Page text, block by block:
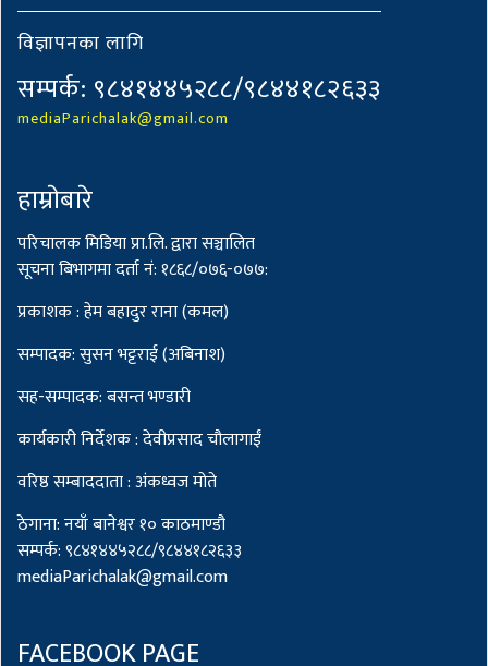
विज्ञापनका लागि
सम्पर्क: ९८४१४४५२८८/९८४४१८२६३३
mediaParichalak@gmail.com
हाम्राेबारे
परिचालक मिडिया प्रा.लि. द्वारा सञ्चालित
सूचना बिभागमा दर्ता नं: १८६८/०७६-०७७:
प्रकाशक : हेम बहादुर राना (कमल)
सम्पादक: सुसन भट्टराई (अबिनाश)
सह-सम्पादक: बसन्त भण्डारी
कार्यकारी निर्देशक : देवीप्रसाद चौलागाईं
वरिष्ठ सम्बाददाता : अंकध्वज मोते
ठेगाना: नयाँ बानेश्वर १० काठमाण्डौ
सम्पर्क: ९८४१४४५२८८/९८४४१८२६३३
mediaParichalak@gmail.com
FACEBOOK PAGE